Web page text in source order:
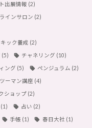
出展情報 (2)
インサロン (2)
ック養成 (2)
(5) チャネリング (10)
ング (5) ペンジュラム (2)
ーマン講座 (4)
ショップ (2)
(1) 占い (2)
手帳 (1) 春日大社 (1)